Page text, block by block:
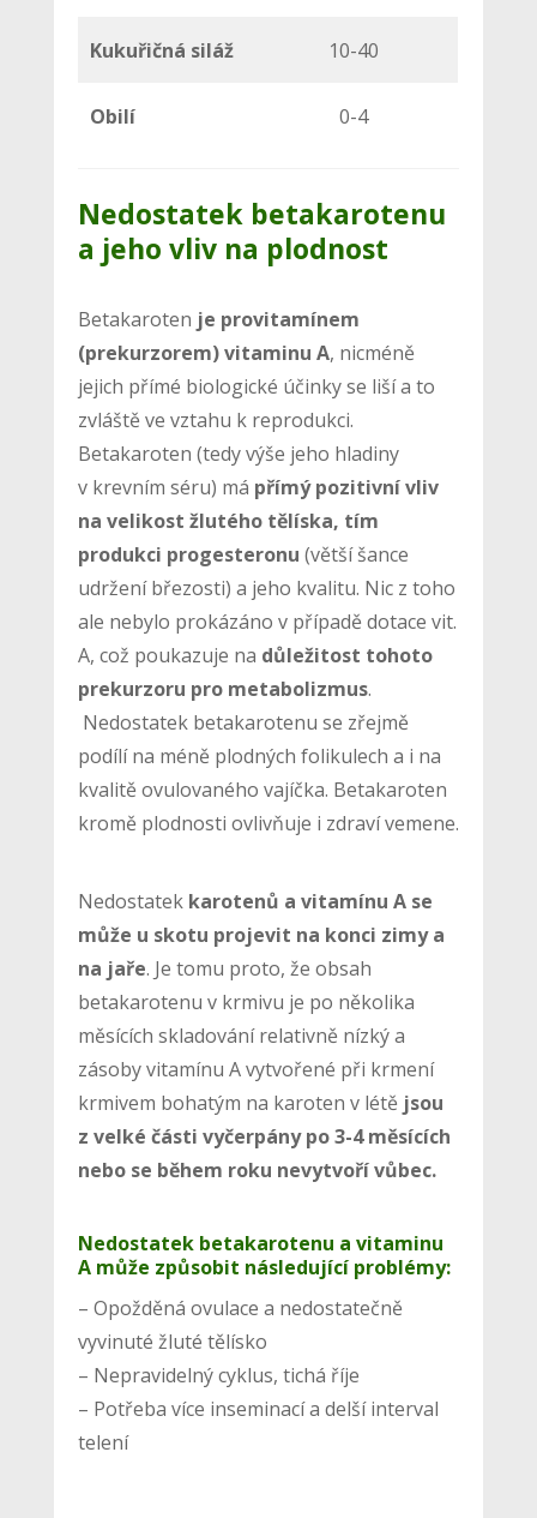
Kukuřičná siláž 10-40
Obilí 0-4
Nedostatek betakarotenu
a jeho vliv na plodnost
Betakaroten je provitamínem
(prekurzorem) vitaminu A, nicméně
jejich přímé biologické účinky se liší a to
zvláště ve vztahu k reprodukci.
Betakaroten (tedy výše jeho hladiny
v krevním séru) má přímý pozitivní vliv
na velikost žlutého tělíska, tím
produkci progesteronu (větší šance
udržení březosti) a jeho kvalitu. Nic z toho
ale nebylo prokázáno v případě dotace vit.
A, což poukazuje na důležitost tohoto
prekurzoru pro metabolizmus.
Nedostatek betakarotenu se zřejmě
podílí na méně plodných folikulech a i na
kvalitě ovulovaného vajíčka. Betakaroten
kromě plodnosti ovlivňuje i zdraví vemene.
Nedostatek karotenů a vitamínu A se
může u skotu projevit na konci zimy a
na jaře. Je tomu proto, že obsah
betakarotenu v krmivu je po několika
měsících skladování relativně nízký a
zásoby vitamínu A vytvořené při krmení
krmivem bohatým na karoten v létě jsou
z velké části vyčerpány po 3-4 měsících
nebo se během roku nevytvoří vůbec.
Nedostatek betakarotenu a vitaminu
A může způsobit následující problémy:
– Opožděná ovulace a nedostatečně
vyvinuté žluté tělísko
– Nepravidelný cyklus, tichá říje
– Potřeba více inseminací a delší interval
telení